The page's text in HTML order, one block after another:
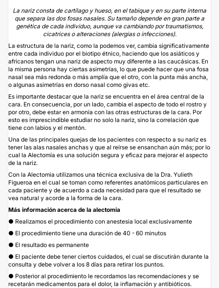
La nariz consta de cartílago y hueso, en el tabique y en su parte interna
que separa las dos fosas nasales. Su tamaño depende en gran parte a
genética de cada individuo, aunque va cambiando por traumatismos,
cicatrices o alteraciones (alergias o infecciones).
La estructura de la nariz, como la podemos ver, cambia significativamente
entre cada individuo por el biotipo étnico, haciendo que los asiáticos y
africanos tengan una nariz de aspecto muy diferente a las caucásicas. En
la misma persona hay ciertas asimetrías, lo que puede hacer que una fosa
nasal sea más redonda o más amplía que el otro, con la punta más ancha,
o algunas asimetrías en dorso nasal como givas etc.
Es importante destacar que la nariz se encuentra en el área central de la
cara. En consecuencia, por un lado, cambia el aspecto de todo el rostro y
por otro, debe estar en armonía con las otras estructuras de la cara. Por
esto es imprescindible estudiar no solo la nariz, sino la correlación que
tiene con labios y el mentón.
Una de las principales quejas de los pacientes con respecto a su nariz es
tener las alas nasales anchas y que al reírse se ensanchan aún más; por lo
cual la Alectomía es una solución segura y eficaz para mejorar el aspecto
de la nariz.
Con la Alectomia utilizamos una técnica exclusiva de la Dra. Yulieth
Figueroa en el cual se toman como referentes anatómicos particulares en
cada paciente y de acuerdo a cada necesidad para que el resultado se
vea natural y acorde a la forma de la cara.
Más información acerca de la alectomia
● Realizamos el procedimiento con anestesia local exclusivamente
● El procedimiento tiene una duración de 40 - 60 minutos
● El resultado es permanente
● El paciente debe tener ciertos cuidados, el cual se discutirán durante la
consulta y debe volver a los 8 días para retirar los puntos.
● Posterior al procedimiento le recordamos las recomendaciones y se
recetarán medicamentos para el dolor, la inflamación y antibióticos.